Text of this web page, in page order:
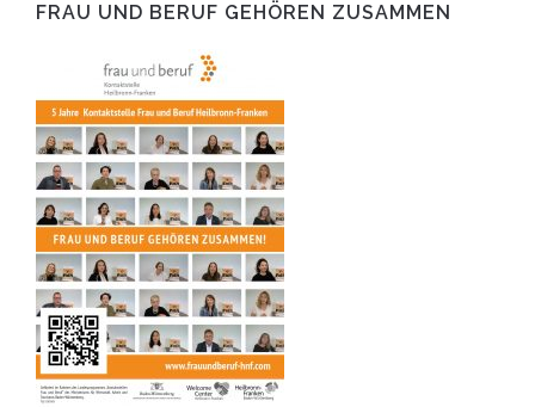
FRAU UND BERUF GEHÖREN ZUSAMMEN